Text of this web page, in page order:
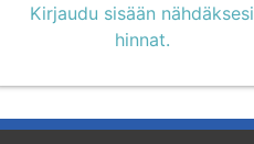
Kirjaudu sisään nähdäksesi
hinnat.